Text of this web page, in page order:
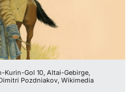
Kurin-Gol 10, Altai-Gebirge,
Pozdniakov, Wikimedia